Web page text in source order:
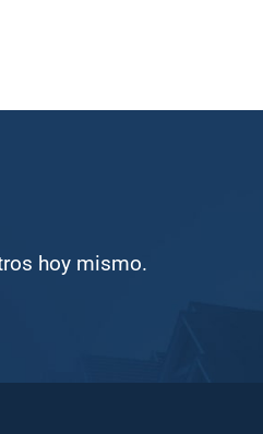
hoy mismo.